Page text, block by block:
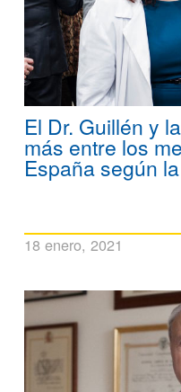
El Dr. Guillén y
más entre los
España según
18 enero, 2021